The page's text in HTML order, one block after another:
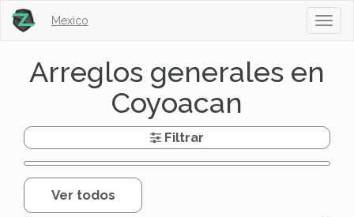
Mexico
Arreglos generales en
Coyoacan
Filtrar
Ver todos